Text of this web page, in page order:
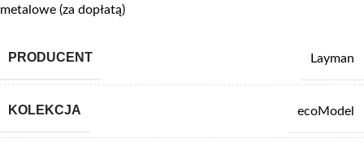
metalowe (za dopłatą)
PRODUCENT Layman
KOLEKCJA ecoModel